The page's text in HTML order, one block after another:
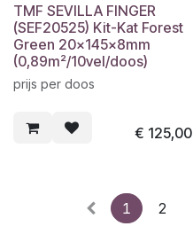
TMF SEVILLA FINGER
(SEF20525) Kit-Kat Forest
Green 20x145x8mm
(0,89m²/10vel/doos)
prijs per doos
€ 125,00
1 2